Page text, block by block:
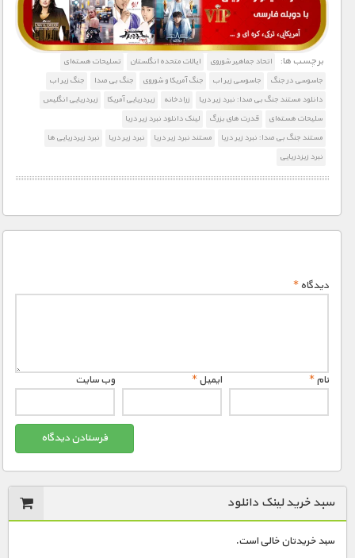
1900 تومان – دانلود قسمت 2 (افزودن به سبد خريد)
برچسب ها: اتحاد جماهیر شوروی ایالات متحده انگلستان
تسلیحات هسته‌ای
جاسوسی در جنگ
جاسوسی زیر اب جنگ آمریکا و شوروی جنگ بی صدا
جنگ زیر اب
دانلود مستند جنگ بی صدا: نبرد زیر دریا
زرادخانه‌ زیردریایی آمریکا
زیردریایی انگلیس
سلیحات هسته‌ای
قدرت های بزرگ
لینک دانلود نبرد زیر دریا
مستند جنگ بی صدا: نبرد زیر دریا
مستند نبرد زیر دریا نبرد زیر دریا
نبرد زیردریایی ها
نبرد زیزدریایی
دیدگاه*
نام* ایمیل* وب‌ سایت
سبد خرید لینک دانلود
سبد خریدتان خالی است.